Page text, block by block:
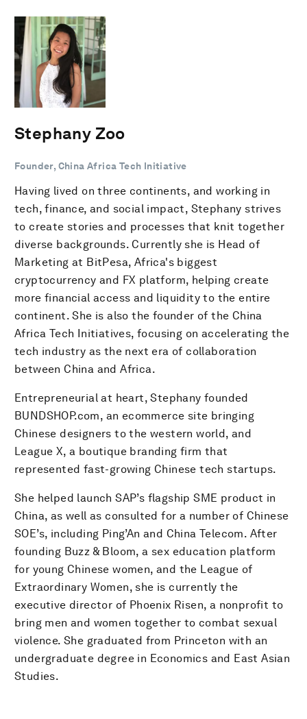
Stephany Zoo
Founder, China Africa Tech Initiative
Having lived on three continents, and working in
tech, finance, and social impact, Stephany strives
to create stories and processes that knit together
diverse backgrounds. Currently she is Head of
Marketing at BitPesa, Africa's biggest
cryptocurrency and FX platform, helping create
more financial access and liquidity to the entire
continent. She is also the founder of the China
Africa Tech Initiatives, focusing on accelerating the
tech industry as the next era of collaboration
between China and Africa.
Entrepreneurial at heart, Stephany founded
BUNDSHOP.com, an ecommerce site bringing
Chinese designers to the western world, and
League X, a boutique branding firm that
represented fast-growing Chinese tech startups.
She helped launch SAP’s flagship SME product in
China, as well as consulted for a number of Chinese
SOE’s, including Ping’An and China Telecom. After
founding Buzz & Bloom, a sex education platform
for young Chinese women, and the League of
Extraordinary Women, she is currently the
executive director of Phoenix Risen, a nonprofit to
bring men and women together to combat sexual
violence. She graduated from Princeton with an
undergraduate degree in Economics and East Asian
Studies.